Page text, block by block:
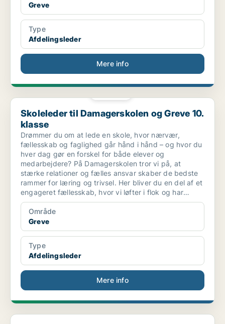
Greve
Type
Afdelingsleder
Mere info
Skoleleder til Damagerskolen og Greve 10. klasse
Skoleleder til Damagerskolen og Greve 10.
klasse
Drømmer du om at lede en skole, hvor nærvær,
fællesskab og faglighed går hånd i hånd – og hvor du
hver dag gør en forskel for både elever og
medarbejdere? På Damagerskolen tror vi på, at
stærke relationer og fælles ansvar skaber de bedste
rammer for læring og trivsel. Her bliver du en del af et
engageret fællesskab, hvor vi løfter i flok og har
hjertet med i alt, hvad vi gør.
Område
Greve
Type
Afdelingsleder
Mere info
Kontorchef til Presse, Kommunikation og Kultur